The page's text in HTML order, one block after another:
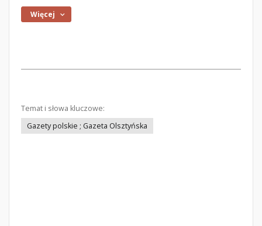
Więcej
Temat i słowa kluczowe:
Gazety polskie ; Gazeta Olsztyńska